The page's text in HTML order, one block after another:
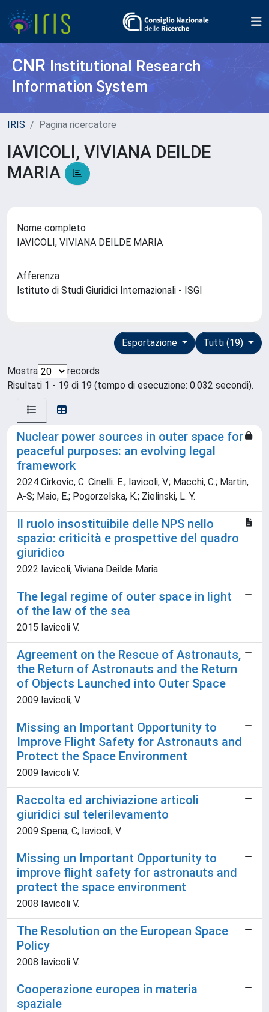
CNR Institutional Research
Information System
IRIS Pagina ricercatore
IAVICOLI, VIVIANA DEILDE
MARIA
Nome completo
IAVICOLI, VIVIANA DEILDE MARIA
Afferenza
Istituto di Studi Giuridici Internazionali - ISGI
Tutti (19)
Esportazione
Mostra
records
Risultati 1 - 19 di 19 (tempo di esecuzione: 0.032 secondi).
Nuclear power sources in outer space for
peaceful purposes: an evolving legal
framework
2024 Cirkovic, C. Cinelli. E.; Iavicoli, V.; Macchi, C.; Martin,
A-S; Maio, E.; Pogorzelska, K.; Zielinski, L. Y.
Il ruolo insostituibile delle NPS nello
spazio: criticità e prospettive del quadro
giuridico
2022 Iavicoli, Viviana Deilde Maria
The legal regime of outer space in light
of the law of the sea
2015 Iavicoli V.
Agreement on the Rescue of Astronauts,
the Return of Astronauts and the Return
of Objects Launched into Outer Space
2009 Iavicoli, V
Missing an Important Opportunity to
Improve Flight Safety for Astronauts and
Protect the Space Environment
2009 Iavicoli V.
Raccolta ed archiviazione articoli
giuridici sul telerilevamento
2009 Spena, C; Iavicoli, V
Missing un Important Opportunity to
improve flight safety for astronauts and
protect the space environment
2008 Iavicoli V.
The Resolution on the European Space
Policy
2008 Iavicoli V.
Cooperazione europea in materia
spaziale